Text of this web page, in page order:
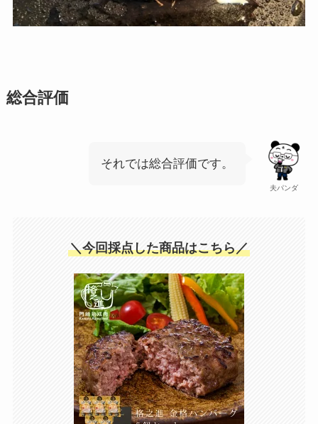
総合評価
夫パンダ
それでは総合評価です。
＼今回採点した商品はこちら／